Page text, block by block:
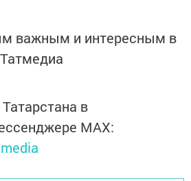
важным и интересным в
Татмедиа
в
MАХ: